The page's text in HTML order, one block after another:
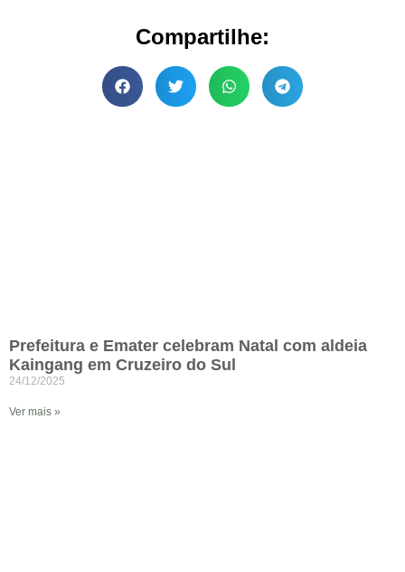
Compartilhe:
Prefeitura e Emater celebram Natal com aldeia
Kaingang em Cruzeiro do Sul
24/12/2025
Ver mais »